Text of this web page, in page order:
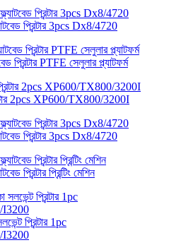
প্রিন্টার 3pcs Dx8/4720
প্রিন্টার PTFE সেলুলার প্ল্যাটফর্ম
2pcs XP600/TX800/3200I
প্রিন্টার 3pcs Dx8/4720
প্রিন্টার প্রিন্টিং মেশিন
প্রিন্টার 1pc